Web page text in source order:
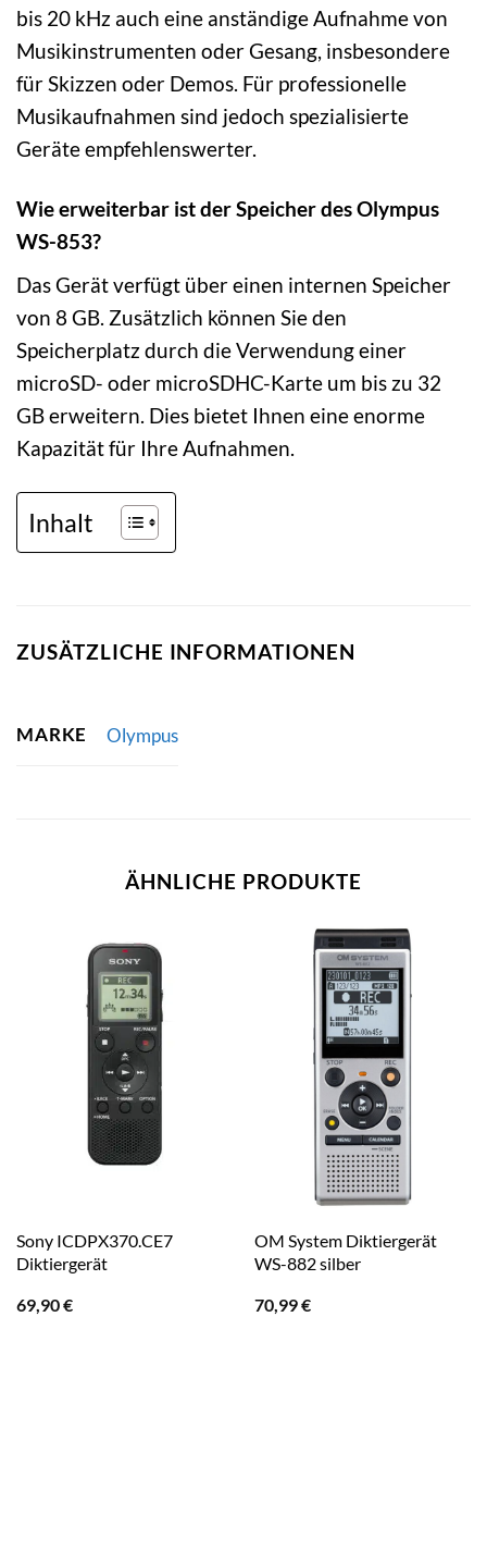
bis 20 kHz auch eine anständige Aufnahme von
Musikinstrumenten oder Gesang, insbesondere
für Skizzen oder Demos. Für professionelle
Musikaufnahmen sind jedoch spezialisierte
Geräte empfehlenswerter.
Wie erweiterbar ist der Speicher des Olympus
WS-853?
Das Gerät verfügt über einen internen Speicher
von 8 GB. Zusätzlich können Sie den
Speicherplatz durch die Verwendung einer
microSD- oder microSDHC-Karte um bis zu 32
GB erweitern. Dies bietet Ihnen eine enorme
Kapazität für Ihre Aufnahmen.
Inhalt
ZUSÄTZLICHE INFORMATIONEN
MARKE Olympus
ÄHNLICHE PRODUKTE
Sony ICDPX370.CE7
Diktiergerät
69,90€
OM System Diktiergerät
WS-882 silber
70,99€